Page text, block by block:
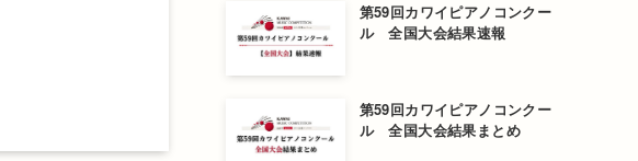
第59回カワイピアノコンクー
ル 全国大会結果速報
第59回カワイピアノコンクー
ル 全国大会結果まとめ